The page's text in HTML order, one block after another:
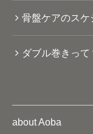
骨盤ケアのスケ
ダブル巻きって
about Aoba